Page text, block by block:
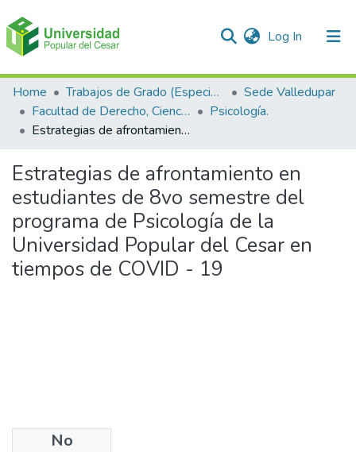
Log In (current)
Communities & Collections
All of DSpace
Home Trabajos de Grado (Especializaciones y Pregrados)
Sede Valledupar
Facultad de Derecho, Ciencias Políticas y Sociales.
Psicología.
Estrategias de afrontamiento en estudiantes de 8vo semestre del programa de Psicología de la Universidad Popular del Cesar en tiempos de COVID - 19
Estrategias de afrontamiento en
estudiantes de 8vo semestre del
programa de Psicología de la
Universidad Popular del Cesar en
tiempos de COVID - 19
No